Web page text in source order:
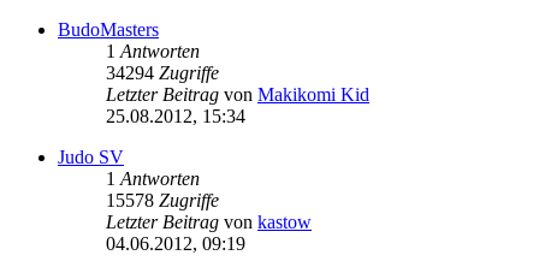
BudoMasters
1 Antworten
34294 Zugriffe
Letzter Beitrag von Makikomi Kid
25.08.2012, 15:34
Judo SV
1 Antworten
15578 Zugriffe
Letzter Beitrag von kastow
04.06.2012, 09:19